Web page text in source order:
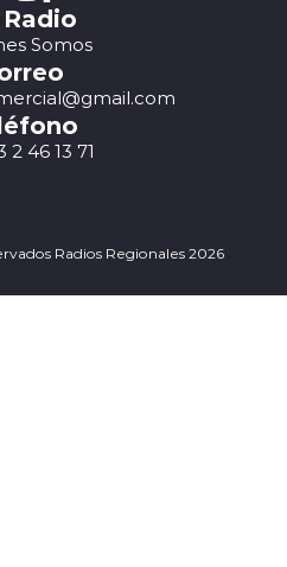
Somos
2 46 13 71
Radios Regionales 2026